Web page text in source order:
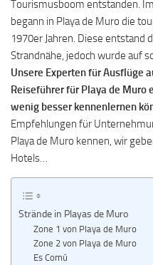
Tourismusboom entstanden.
begann in Playa de Muro die
1970er Jahren. Diese entstand
Strandnähe, jedoch wurde auf
Unsere Experten für Ausflüge
Reiseführer für Playa de Muro
wenig besser kennenlernen
Empfehlungen für
Playa de Muro kennen, wir
Hotels…
Strände in Playas de Muro
Zone 1 von Playa de Muro
Zone 2 von Playa de Muro
Es Comú